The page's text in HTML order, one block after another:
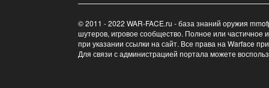
© 2011 - 2022 WAR-FACE.ru - база знаний оружия
шутеров, игровое сообщество. Полное или частичное
при указании ссылки на сайт. Все права на Warface
Для связи с администрацией портала можете